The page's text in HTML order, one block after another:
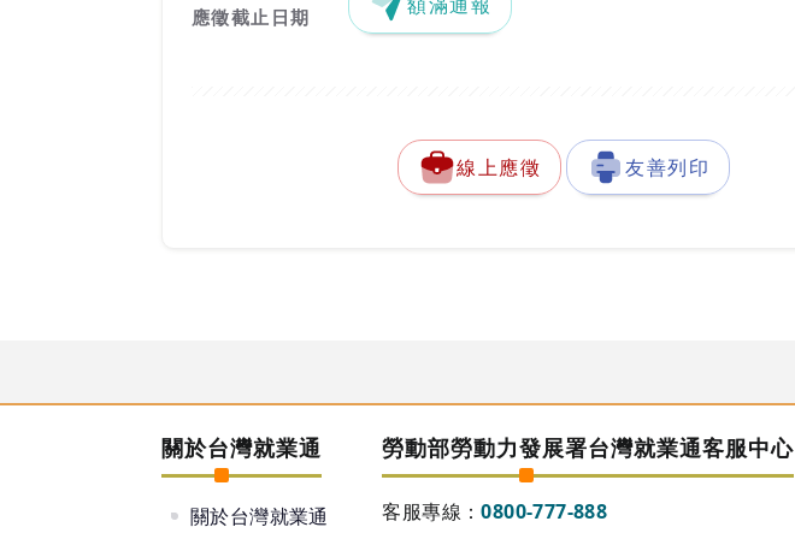
應徵截止日期
線上應徵 友善列印
關於台灣就業通
關於台灣就業通
勞動部勞動力發展署台灣就業通客服中心
客服專線：0800-777-888